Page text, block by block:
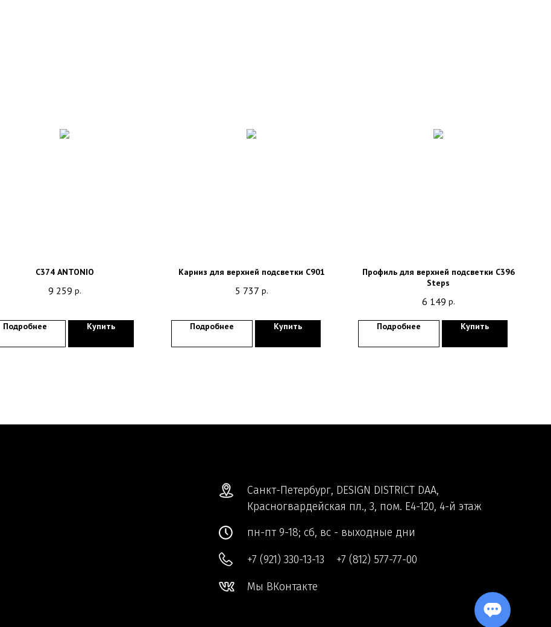
C374 ANTONIO
9 259 р.
Подробнее Купить
Карниз для верхней подсветки C901
5 737 р.
Подробнее Купить
Профиль для верхней подсветки C396
Steps
6 149 р.
Подробнее Купить
Санкт-Петербург, DESIGN DISTRICT DAA,
Красногвардейская пл., 3, пом. Е4-120, 4-й этаж
пн-пт 9-18; сб, вс - выходные дни
+7 (921) 330-13-13 +7 (812) 577-77-00
Мы ВКонтакте